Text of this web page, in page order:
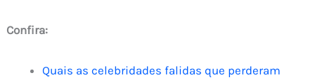
Confira:
Quais as celebridades falidas que perderam